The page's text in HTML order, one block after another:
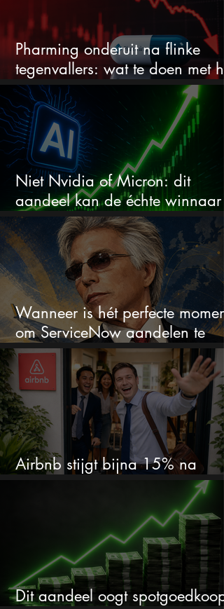
Pharming onderuit na flinke
tegenvallers: wat te doen met
aandeel?
Niet Nvidia of Micron: dit
aandeel kan de échte winnaar
van de AI-race worden
Wanneer is hét perfecte moment
om ServiceNow aandelen te
kopen?
Airbnb stijgt bijna 15% na
cijfers: vooral dit AI-cijfer valt op
Dit aandeel oogt spotgoedkoop